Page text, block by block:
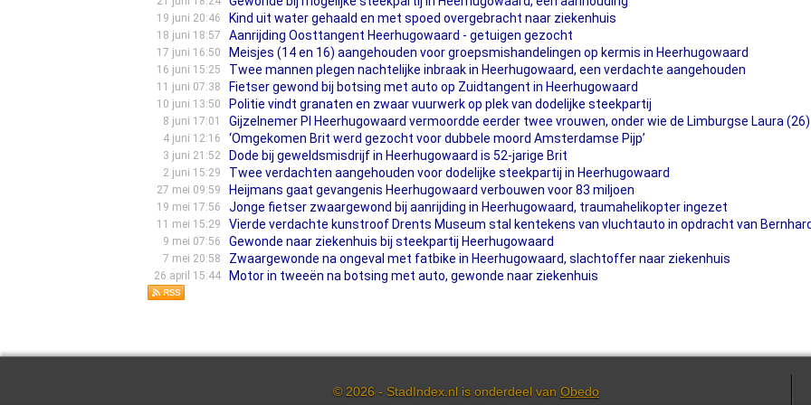
19 juni 20:46 Kind uit water gehaald en met spoed overgebracht naar ziekenhuis
18 juni 18:57 Aanrijding Oosttangent Heerhugowaard - getuigen gezocht
17 juni 16:50 Meisjes (14 en 16) aangehouden voor groepsmishandelingen op kermis in Heerhugowaard
16 juni 15:25 Twee mannen plegen nachtelijke inbraak in Heerhugowaard, een verdachte aangehouden
11 juni 07:38 Fietser gewond bij botsing met auto op Zuidtangent in Heerhugowaard
10 juni 13:50 Politie vindt granaten en zwaar vuurwerk op plek van dodelijke steekpartij
8 juni 17:01 Gijzelnemer PI Heerhugowaard vermoordde eerder twee vrouwen, onder wie de Limburgse Laura (26)
4 juni 12:16 ‘Omgekomen Brit werd gezocht voor dubbele moord Amsterdamse Pijp’
3 juni 21:52 Dode bij geweldsmisdrijf in Heerhugowaard is 52-jarige Brit
2 juni 15:29 Twee verdachten aangehouden voor dodelijke steekpartij in Heerhugowaard
27 mei 09:59 Heijmans gaat gevangenis Heerhugowaard verbouwen voor 83 miljoen
19 mei 17:56 Jonge fietser zwaargewond bij aanrijding in Heerhugowaard, traumahelikopter ingezet
11 mei 15:29 Vierde verdachte kunstroof Drents Museum stal kentekens van vluchtauto in opdracht van
9 mei 07:56 Gewonde naar ziekenhuis bij steekpartij Heerhugowaard
7 mei 20:58 Zwaargewonde na ongeval met fatbike in Heerhugowaard, slachtoffer naar ziekenhuis
26 april 15:44 Motor in tweeën na botsing met auto, gewonde naar ziekenhuis
© 2026 - StadIndex.nl is onderdeel van Obedo